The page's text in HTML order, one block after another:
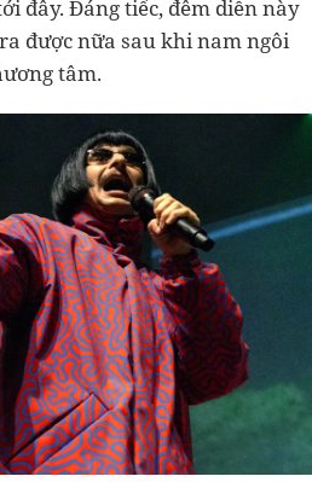
đây. Đáng tiếc, đêm diễn này
được nữa sau khi nam ngôi
tâm.